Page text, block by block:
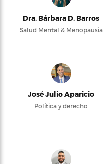
Dra. Bárbara D. Barros
Salud Mental & Menopausia
José Julio Aparicio
Política y derecho